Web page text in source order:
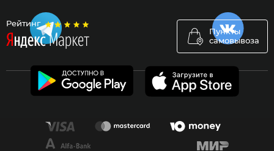
Рейтинг
Пункты
самовывоза